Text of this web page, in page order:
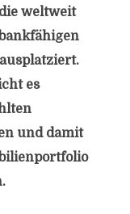
weltweit
es
und damit